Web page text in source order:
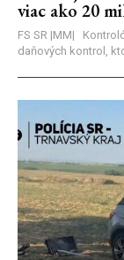
viac ako 20
FS SR |MM|
daňových kontrol,